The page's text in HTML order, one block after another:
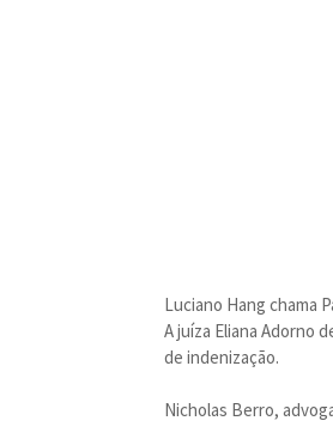
Luciano Hang chama
A juíza Eliana Adorno
de indenização.
Nicholas Berro,